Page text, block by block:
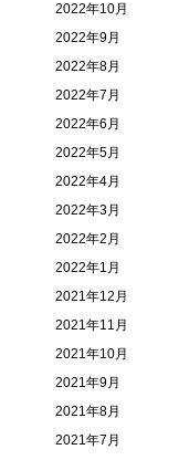
2022年10月
2022年9月
2022年8月
2022年7月
2022年6月
2022年5月
2022年4月
2022年3月
2022年2月
2022年1月
2021年12月
2021年11月
2021年10月
2021年9月
2021年8月
2021年7月